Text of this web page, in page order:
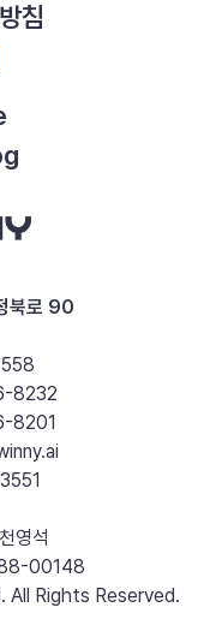
침
북로 90
8232
8201
영석
00148
Rights Reserved.